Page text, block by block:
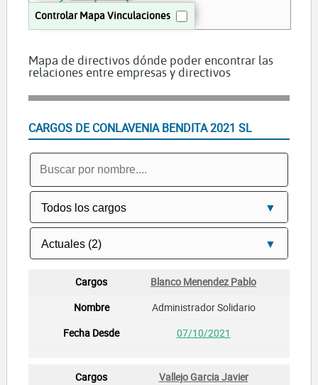
Controlar Mapa Vinculaciones
PROPERTIES SL
Mapa de directivos dónde poder encontrar las
relaciones entre empresas y directivos
CARGOS DE CONLAVENIA BENDITA 2021 SL
Blanco Menendez Pablo
Administrador Solidario
07/10/2021
Vallejo Garcia Javier